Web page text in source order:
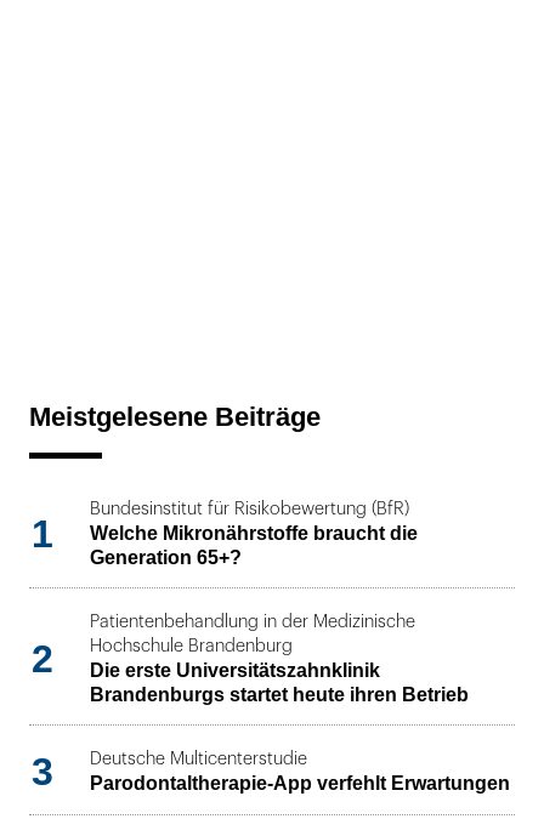
Meistgelesene Beiträge
1
Bundesinstitut für Risikobewertung (BfR)
Welche Mikronährstoffe braucht die
Generation 65+?
2
Patientenbehandlung in der Medizinische
Hochschule Brandenburg
Die erste Universitätszahnklinik
Brandenburgs startet heute ihren Betrieb
3 Deutsche Multicenterstudie
Parodontaltherapie-App verfehlt Erwartungen